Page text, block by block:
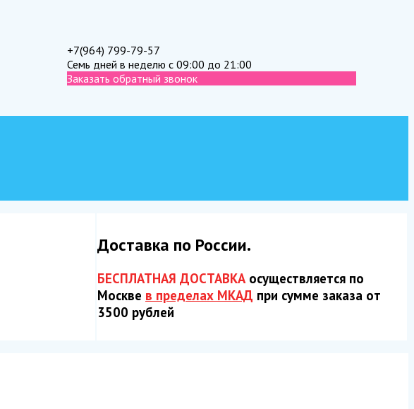
+7(964) 799-79-57
Семь дней в неделю с 09:00 до 21:00
Заказать обратный звонок
Доставка по России.
БЕСПЛАТНАЯ ДОСТАВКАосуществляется по
Москве в пределах МКАД при сумме заказа от
3500 рублей